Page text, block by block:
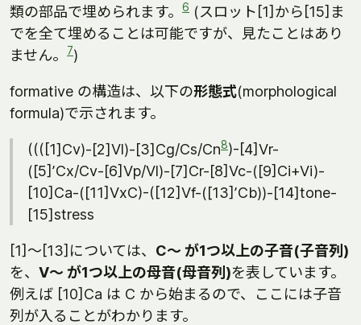
類の部品で埋められます。
6 (スロット[1]から[15]ま
でを全て埋めることは可能ですが、見たことはあり
ません。
7)
formative の構造は、以下の形態式(morphological
formula)で示されます。
((([1]Cv)-[2]Vl)-[3]Cg/Cs/Cn8)-[4]Vr-
([5]ʼCx/Cv-[6]Vp/Vl)-[7]Cr-[8]Vc-([9]Ci+Vi)-
[10]Ca-([11]VxC)-([12]Vf-([13]ʼCb))-[14]tone-
[15]stress
[1]～[13]については、 C～ が1つ以上の子音(子音列)
を、 V～ が1つ以上の母音(母音列)を表しています。
例えば [10]Ca は C から始まるので、ここには子音
列が入ることがわかります。